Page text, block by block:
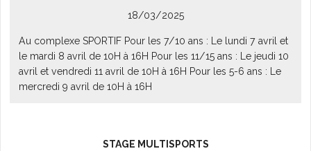
DES PROJETS POUR DEMAIN
18/03/2025
Au complexe SPORTIF Pour les 7/10 ans : Le lundi 7 avril et
le mardi 8 avril de 10H à 16H Pour les 11/15 ans : Le jeudi 10
avril et vendredi 11 avril de 10H à 16H Pour les 5-6 ans : Le
mercredi 9 avril de 10H à 16H
STAGE MULTISPORTS